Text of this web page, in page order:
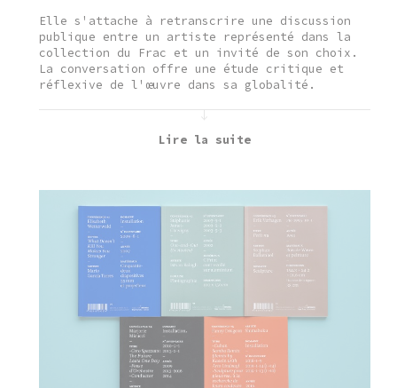
Elle s'attache à retranscrire une discussion
publique entre un artiste représenté dans la
collection du Frac et un invité de son choix.
La conversation offre une étude critique et
réflexive de l'œuvre dans sa globalité.
Lire la suite